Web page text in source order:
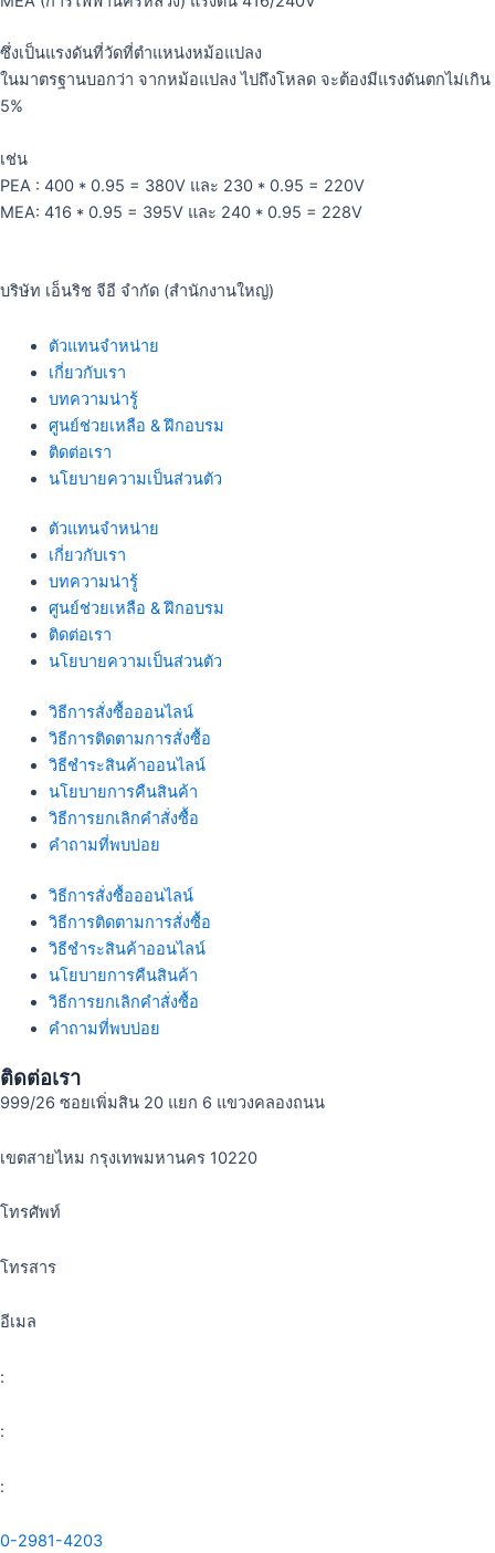
ซึ่งเป็นแรงดันที่วัดที่ตำแหน่งหม้อแปลง
ในมาตรฐานบอกว่า จากหม้อแปลง ไปถึงโหลด จะต้องมีแรงดันตกไม่เกิน
5%
เช่น
PEA : 400 * 0.95 = 380V และ 230 * 0.95 = 220V
MEA: 416 * 0.95 = 395V และ 240 * 0.95 = 228V
บริษัท เอ็นริช จีอี จำกัด (สำนักงานใหญ่)
ตัวแทนจำหน่าย
เกี่ยวกับเรา
บทความน่ารู้
ศูนย์ช่วยเหลือ & ฝึกอบรม
ติดต่อเรา
นโยบายความเป็นส่วนตัว
ตัวแทนจำหน่าย
เกี่ยวกับเรา
บทความน่ารู้
ศูนย์ช่วยเหลือ & ฝึกอบรม
ติดต่อเรา
นโยบายความเป็นส่วนตัว
วิธีการสั่งซื้อออนไลน์
วิธีการติดตามการสั่งซื้อ
วิธีชำระสินค้าออนไลน์
นโยบายการคืนสินค้า
วิธีการยกเลิกคำสั่งซื้อ
คำถามที่พบบ่อย
วิธีการสั่งซื้อออนไลน์
วิธีการติดตามการสั่งซื้อ
วิธีชำระสินค้าออนไลน์
นโยบายการคืนสินค้า
วิธีการยกเลิกคำสั่งซื้อ
คำถามที่พบบ่อย
ติดต่อเรา
999/26 ซอยเพิ่มสิน 20 แยก 6 แขวงคลองถนน
เขตสายไหม กรุงเทพมหานคร 10220
โทรศัพท์
โทรสาร
อีเมล
:
:
:
0-2981-4203